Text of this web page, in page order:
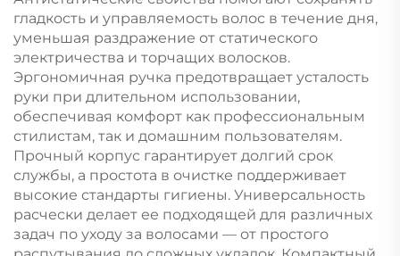
гладкость и управляемость волос в течение дня,
уменьшая раздражение от статического
электричества и торчащих волосков.
Эргономичная ручка предотвращает усталость
руки при длительном использовании,
обеспечивая комфорт как профессиональным
стилистам, так и домашним пользователям.
Прочный корпус гарантирует долгий срок
службы, а простота в очистке поддерживает
высокие стандарты гигиены. Универсальность
расчески делает ее подходящей для различных
задач по уходу за волосами — от простого